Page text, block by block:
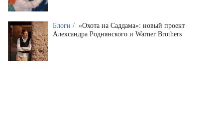
Блоги / «Охота на Саддама»: новый проект
Александра Роднянского и Warner Brothers